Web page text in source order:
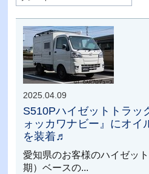
2025.04.09
S510Pハイゼットトラッ
ォッカワナビー』にオイ
を装着♬
愛知県のお客様のハイゼッ
期）ベースの...